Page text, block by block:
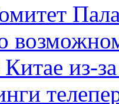
о
из-